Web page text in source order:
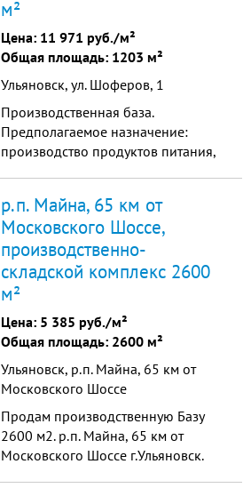
м²
Цена: 11 971 руб./м²
Общая площадь: 1203 м²
Ульяновск, ул. Шоферов, 1
Производственная база.
Предполагаемое назначение:
производство продуктов питания,
консервантов. Произве
р.п. Майна, 65 км от
Московского Шоссе,
производственно-
складской комплекс 2600
м²
Цена: 5 385 руб./м²
Общая площадь: 2600 м²
Ульяновск, р.п. Майна, 65 км от
Московского Шоссе
Продам производственную Базу
2600 м2. р.п. Майна, 65 км от
Московского Шоссе г.Ульяновск.